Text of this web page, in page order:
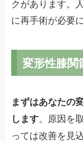
クがあります。
に再手術が必要
変形性膝
まずはあなたの
します。原因を
っては改善を見